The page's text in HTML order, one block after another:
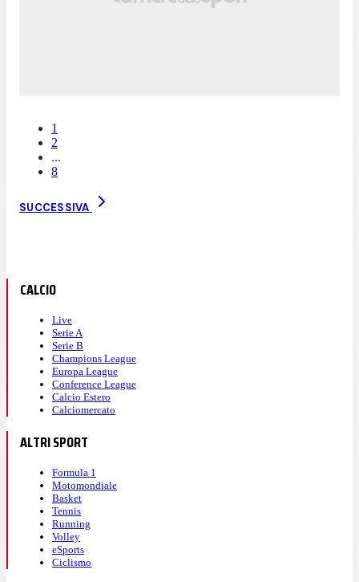
1
2
...
8
SUCCESSIVA
CALCIO
Live
Serie A
Serie B
Champions League
Europa League
Conference League
Calcio Estero
Calciomercato
ALTRI SPORT
Formula 1
Motomondiale
Basket
Tennis
Running
Volley
eSports
Ciclismo